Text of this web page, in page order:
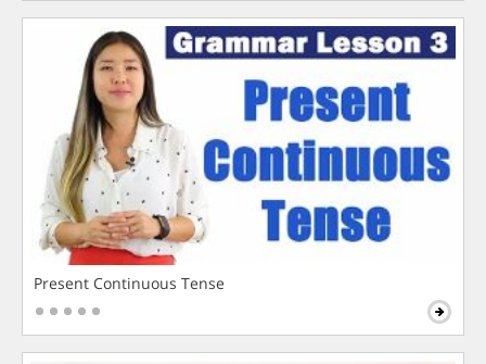
Present Continuous Tense